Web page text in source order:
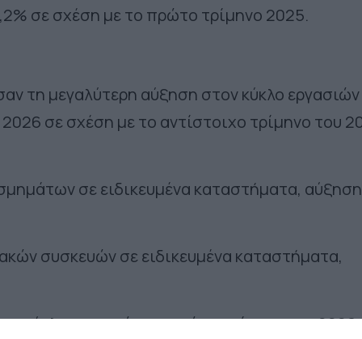
σε σχέση με το πρώτο τρίμηνο 2025.
τη μεγαλύτερη αύξηση στον κύκλο εργασιών
σε σχέση με το αντίστοιχο τρίμηνο του
σε ειδικευμένα καταστήματα, αύξηση
συσκευών σε ειδικευμένα καταστήματα,
κύκλο εργασιών το πρώτο τρίμηνο του 2026